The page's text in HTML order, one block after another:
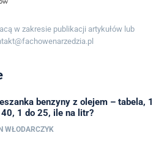
w zakresie publikacji artykułów lub
benzyny z olejem – tabela, 1
40, 1 do 25, ile na litr?
WŁODARCZYK